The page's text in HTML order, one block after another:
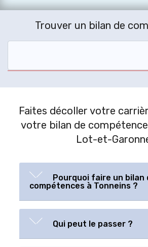
Trouver un bilan de
Faites décoller votre
votre bilan de
Lot-et-
Pourquoi faire un bilan
compétences à Tonneins ?
Qui peut le passer ?